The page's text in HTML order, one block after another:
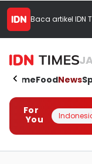
Baca artikel IDN
HomeFoodNews
For
You